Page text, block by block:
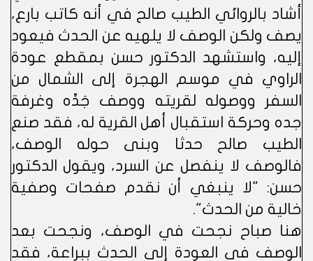
أشاد بالروائي الطيب صالح في أنه كاتب بارع،
يصف ولكن الوصف لا يلهيه عن الحدث فيعود
إليه، واستشهد الدكتور حسن بمقطع عودة
الراوي في موسم الهجرة إلى الشمال من
السفر ووصوله لقريته ووصف جَدِّه وغرفة
جده وحركة استقبال أهل القرية له، فقد صنع
الطيب صالح حدثا وبنى حوله الوصف،
فالوصف لا ينفصل عن السرد، ويقول الدكتور
حسن: "لا ينبغي أن نقدم صفحات وصفية
خالية من الحدث".
هنا صباح نجحت في الوصف، ونجحت بعد
الوصف في العودة إلى الحدث ببراعة، فقد